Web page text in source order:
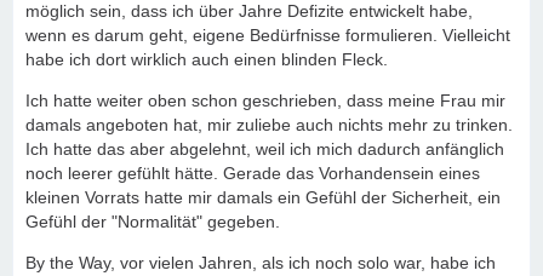
möglich sein, dass ich über Jahre Defizite entwickelt habe,
wenn es darum geht, eigene Bedürfnisse formulieren. Vielleicht
habe ich dort wirklich auch einen blinden Fleck.
Ich hatte weiter oben schon geschrieben, dass meine Frau mir
damals angeboten hat, mir zuliebe auch nichts mehr zu trinken.
Ich hatte das aber abgelehnt, weil ich mich dadurch anfänglich
noch leerer gefühlt hätte. Gerade das Vorhandensein eines
kleinen Vorrats hatte mir damals ein Gefühl der Sicherheit, ein
Gefühl der "Normalität" gegeben.
By the Way, vor vielen Jahren, als ich noch solo war, habe ich